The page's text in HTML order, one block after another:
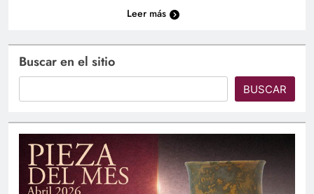
Leer más
Buscar en el sitio
BUSCAR